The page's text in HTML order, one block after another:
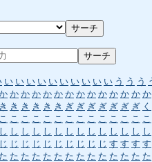
い い い い い い い い い い う う う
か か か か か か か か か か か か か
き き き き き き ぎ ぎ ぎ ぎ ぎ ぎ ぎ く
こ こ こ こ こ こ こ こ こ こ こ こ こ こ
し し し し し し し し し し し し し し
じ じ じ じ じ じ じ じ じ じ す す す す
た た た た た た た た た た た た た た